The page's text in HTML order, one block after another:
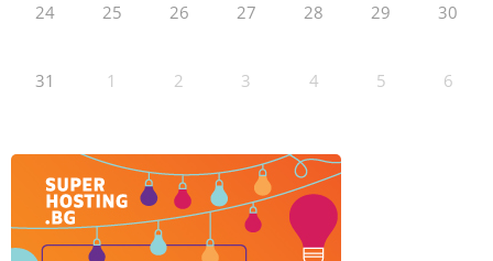
24 25 26 27 28 29 30
31 1 2 3 4 5 6